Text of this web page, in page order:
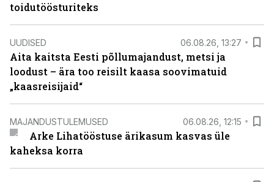
toidutöösturiteks
UUDISED 06.08.26, 13:27
Aita kaitsta Eesti põllumajandust, metsi ja
loodust – ära too reisilt kaasa soovimatuid
„kaasreisijaid“
MAJANDUSTULEMUSED 06.08.26, 12:15
Arke Lihatööstuse ärikasum kasvas üle
kaheksa korra